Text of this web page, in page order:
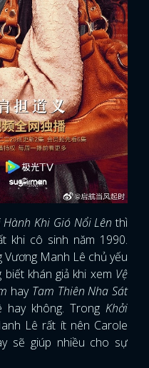
Hành Khi Gió Nổi Lên thì
khi cô sinh năm 1990.
Manh Lê chủ yếu
khán giả khi xem Vệ
hay Tam Thiên Nha Sát
không. Trong Khởi
Lê rất ít nên Carole
sẽ giúp nhiều cho sự